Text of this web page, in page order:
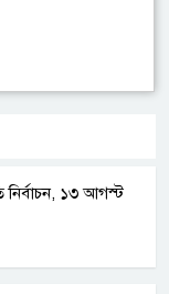
নির্বাচন, ১৩ আগস্ট